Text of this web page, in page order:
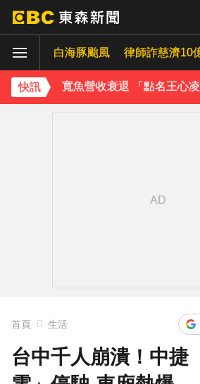
白海豚颱風 律師詐慈濟10
快訊
首頁 生活
台中千人崩潰！中捷